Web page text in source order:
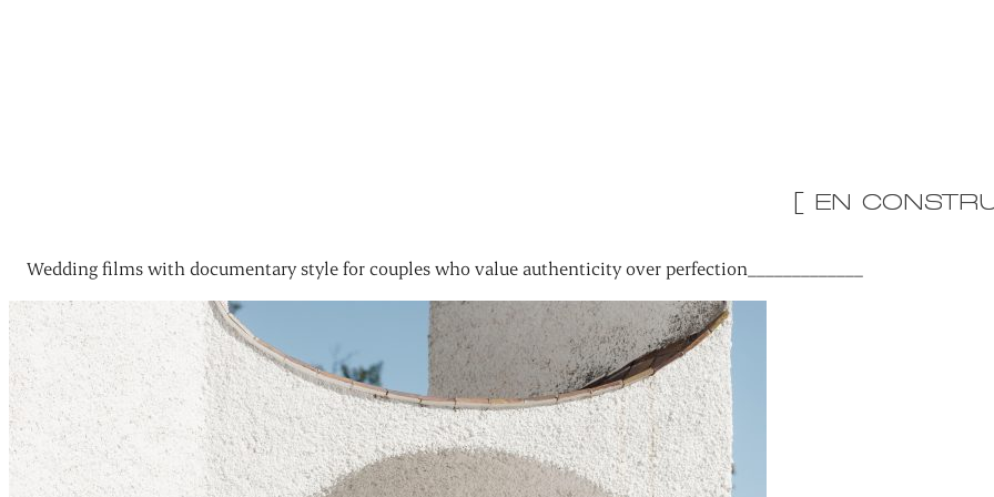
[ EN
Wedding films with documentary style for couples who value authenticity over perfection_____________